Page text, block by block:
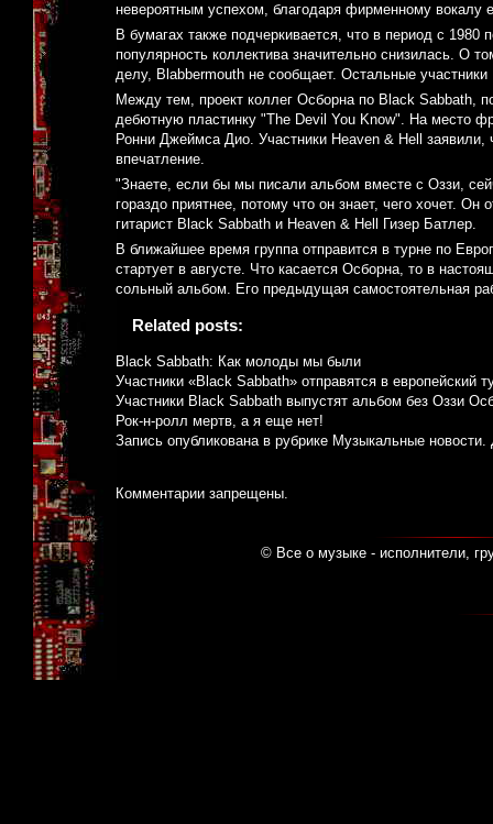
невероятным успехом, благодаря фирменному вокалу
В бумагах также подчеркивается, что в период с
популярность коллектива значительно снизилась. О
делу, Blabbermouth не сообщает. Остальные
Между тем, проект коллег Осборна по Black Sabbath,
дебютную пластинку "The Devil You Know". На место
Ронни Джеймса Дио. Участники Heaven & Hell заявили,
впечатление.
"Знаете, если бы мы писали альбом вместе с Оззи,
гораздо приятнее, потому что он знает, чего хочет.
гитарист Black Sabbath и Heaven & Hell Гизер Батлер.
В ближайшее время группа отправится в турне по
стартует в августе. Что касается Осборна, то в
сольный альбом. Его предыдущая самостоятельная
Related posts:
Black Sabbath: Как молоды мы были
Участники «Black Sabbath» отправятся в европейский
Участники Black Sabbath выпустят альбом без Оззи
Рок-н-ролл мертв, а я еще нет!
Запись опубликована в рубрике Музыкальные новости.
Комментарии запрещены.
© Все о музыке - исполнители,